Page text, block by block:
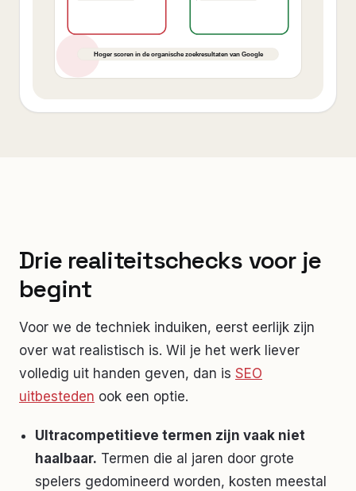
Drie realiteitschecks voor je
begint
Voor we de techniek induiken, eerst eerlijk zijn
over wat realistisch is. Wil je het werk liever
volledig uit handen geven, dan is SEO
uitbesteden ook een optie.
Ultracompetitieve termen zijn vaak niet
haalbaar. Termen die al jaren door grote
spelers gedomineerd worden, kosten meestal